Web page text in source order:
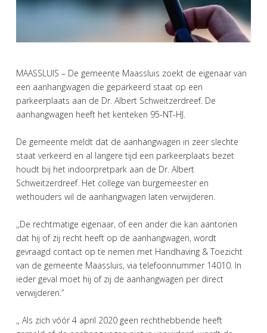
MAASSLUIS – De gemeente Maassluis zoekt de eigenaar van
een aanhangwagen die geparkeerd staat op een
parkeerplaats aan de Dr. Albert Schweitzerdreef. De
aanhangwagen heeft het kenteken 95-NT-HJ.
De gemeente meldt dat de aanhangwagen in zeer slechte
staat verkeerd en al langere tijd een parkeerplaats bezet
houdt bij het indoorpretpark aan de Dr. Albert
Schweitzerdreef. Het college van burgemeester en
wethouders wil de aanhangwagen laten verwijderen.
,,De rechtmatige eigenaar, of een ander die kan aantonen
dat hij of zij recht heeft op de aanhangwagen, wordt
gevraagd contact op te nemen met Handhaving & Toezicht
van de gemeente Maassluis, via telefoonnummer 14010. In
ieder geval moet hij of zij de aanhangwagen per direct
verwijderen.”
,, Als zich vóór 4 april 2020 geen rechthebbende heeft